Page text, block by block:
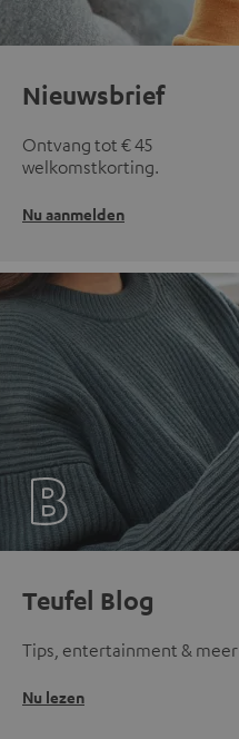
Nieuwsbrief
Ontvang tot € 45
welkomstkorting.
Nu aanmelden
Teufel Blog
Tips, entertainment & meer
Nu lezen